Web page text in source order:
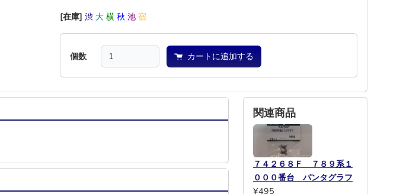
[在庫] 渋 大 横 秋 池 宿
個数 カートに追加する
関連商品
７４２６８Ｆ ７８９系１
０００番台 パンタグラフ
¥495